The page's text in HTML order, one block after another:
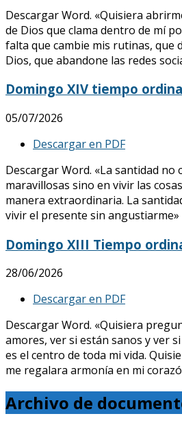
Descargar Word. «Quisiera
de Dios que clama dentro de mí
falta que cambie mis rutinas, que
Dios, que abandone las redes
Domingo XIV tiempo
05/07/2026
Descargar en PDF
Descargar Word. «La santidad no
maravillosas sino en vivir las
manera extraordinaria. La
vivir el presente sin angustiarme»
Domingo XIII Tiempo
28/06/2026
Descargar en PDF
Descargar Word. «Quisiera
amores, ver si están sanos y ver
es el centro de toda mi vida.
me regalara armonía en mi
Archivo de